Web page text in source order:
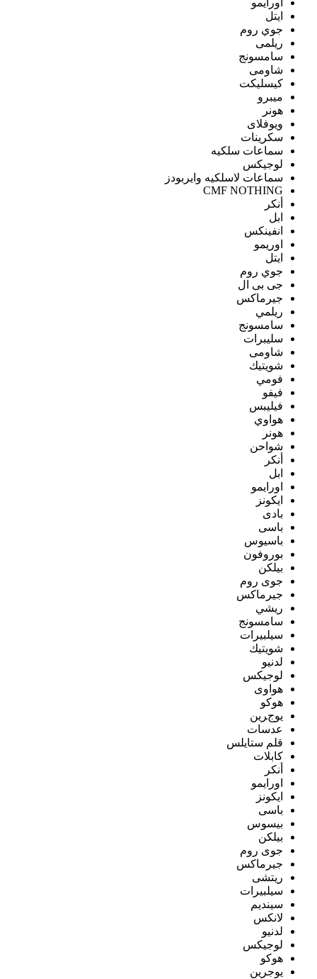
اورايمو
ايتل
جوي روم
ريلمى
سامسونج
شاومى
كيسليكت
ميبرو
هونر
ويوفلاى
سكرينات
سماعات سلكيه
لوجيكس
سماعات لاسلكيه وايربودز
CMF NOTHING
أنكر
ابل
انفينكس
اوريمو
ايتل
جوي روم
جى بى ال
جيرماكس
ريلمي
سامسونج
سليبرات
شاومى
شويتيك
فومي
فيفو
فيليبس
هواوي
هونر
شواحن
أنكر
ابل
اورايمو
ايكونز
بادى
باسى
باسيوس
بوروفون
بيلكن
جوى روم
جيرماكس
ريشي
سامسونج
سيلبيرات
شويتيك
لدنيو
لوجيكس
هواوى
هوكو
يوجرين
عدسات
قلم ستايلس
كابلات
أنكر
اورايمو
ايكونز
باسى
بيسوس
بيلكن
جوى روم
جيرماكس
ريتشى
سيلبيرات
سينديم
لانكس
لدنيو
لوجيكس
هوكو
يوجرين